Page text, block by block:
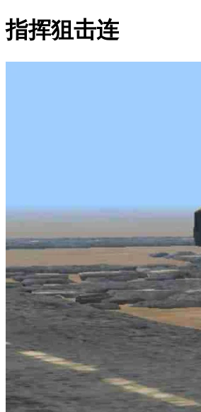
指挥狙击连